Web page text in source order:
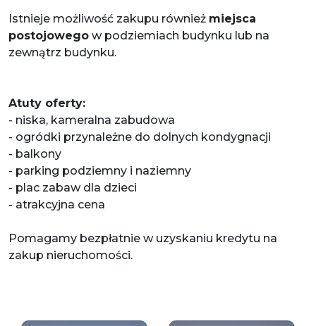
Istnieje możliwość zakupu również miejsca
postojowego w podziemiach budynku lub na
zewnątrz budynku.
Atuty oferty:
- niska, kameralna zabudowa
- ogródki przynależne do dolnych kondygnacji
- balkony
- parking podziemny i naziemny
- plac zabaw dla dzieci
- atrakcyjna cena
Pomagamy bezpłatnie w uzyskaniu kredytu na
zakup nieruchomości.